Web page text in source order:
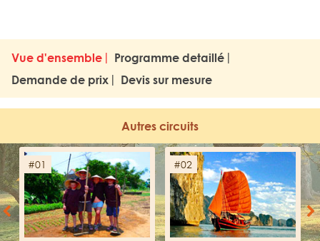
Vue d'ensemble
Programme detaillé
Demande de prix
Devis sur mesure
Autres circuits
#01 #02